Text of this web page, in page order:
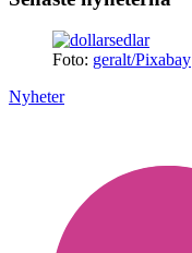
Foto: geralt/Pixabay
Nyheter